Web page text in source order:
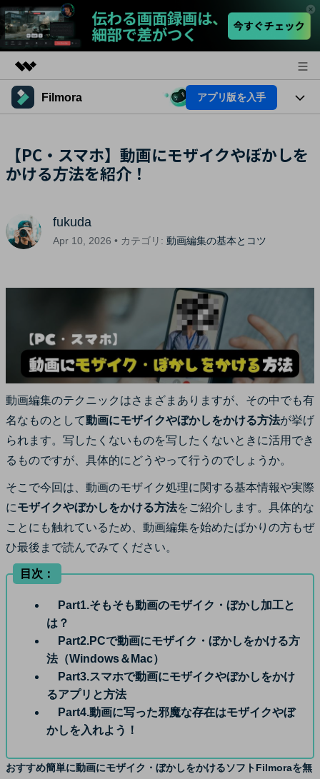
製品
ユーティリティ
概要
ソリューション
企業情報
サポート
Filmora アプリ版を入手
プラットフォーム
AI機能
AIヒント
活用法
Filmoraのユーザー層
サポート
カスタマーサポート
ブランド紹介
購入する ログイン
検索
【PC・スマホ】動画にモザイクやぼかしを
かける方法を紹介！
fukuda
Apr 10, 2026 • カテゴリ: 動画編集の基本とコツ
動画編集のテクニックはさまざまありますが、その中でも有
名なものとして動画にモザイクやぼかしをかける方法が挙げ
られます。写したくないものを写したくないときに活用でき
るものですが、具体的にどうやって行うのでしょうか。
そこで今回は、動画のモザイク処理に関する基本情報や実際
にモザイクやぼかしをかける方法をご紹介します。具体的な
ことにも触れているため、動画編集を始めたばかりの方もぜ
ひ最後まで読んでみてください。
目次：
Part1.そもそも動画のモザイク・ぼかし加工と
は？
Part2.PCで動画にモザイク・ぼかしをかける方
法（Windows＆Mac）
Part3.スマホで動画にモザイクやぼかしをかけ
るアプリと方法
Part4.動画に写った邪魔な存在はモザイクやぼ
かしを入れよう！
おすすめ簡単に動画にモザイク・ぼかしをかけるソフトFilmoraを無